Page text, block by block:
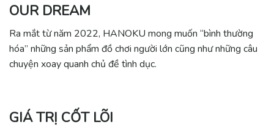
OUR DREAM
Ra mắt từ năm 2022, HANOKU mong muốn “bình thường
hóa” những sản phẩm đồ chơi người lớn cũng như những câu
chuyện xoay quanh chủ đề tình dục.
GIÁ TRỊ CỐT LÕI